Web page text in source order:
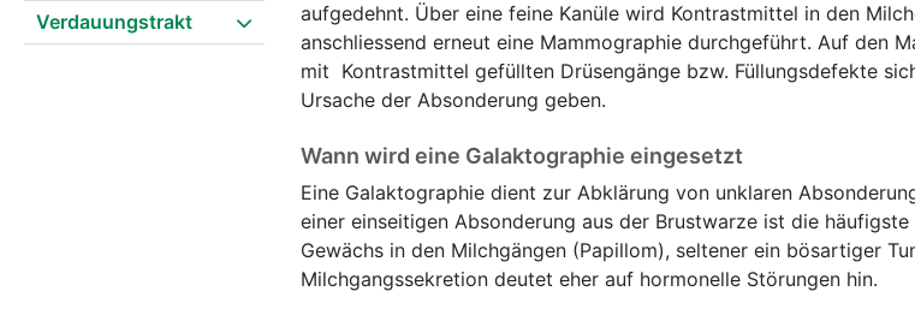
Verdauungstrakt
aufgedehnt. Über eine feine Kanüle wird Kontrastmittel in den
anschliessend erneut eine Mammographie durchgeführt. Auf den
mit Kontrastmittel gefüllten Drüsengänge bzw. Füllungsdefekte
Ursache der Absonderung geben.
Wann wird eine Galaktographie eingesetzt
Eine Galaktographie dient zur Abklärung von unklaren
einer einseitigen Absonderung aus der Brustwarze ist die
Gewächs in den Milchgängen (Papillom), seltener ein bösartiger
Milchgangssekretion deutet eher auf hormonelle Störungen hin.